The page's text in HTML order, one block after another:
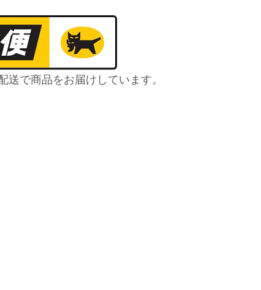
で商品をお届けしています。